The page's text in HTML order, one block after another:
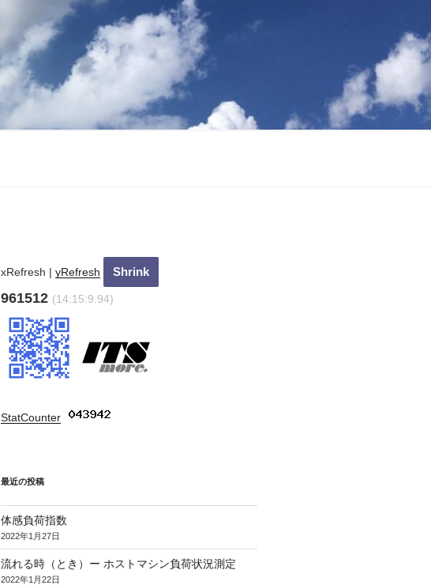
xRefresh | yRefresh
961512 (14:15:10.94)
StatCounter:
最近の投稿
体感負荷指数
2022年1月27日
流れる時（とき）ー ホストマシン負荷状況測定
2022年1月22日